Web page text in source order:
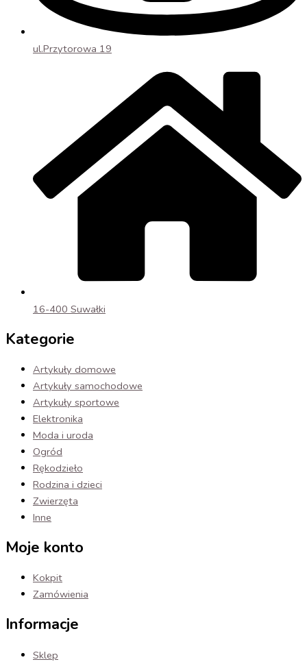
ul.Przytorowa 19
16-400 Suwałki
Kategorie
Artykuły domowe
Artykuły samochodowe
Artykuły sportowe
Elektronika
Moda i uroda
Ogród
Rękodzieło
Rodzina i dzieci
Zwierzęta
Inne
Moje konto
Kokpit
Zamówienia
Informacje
Sklep